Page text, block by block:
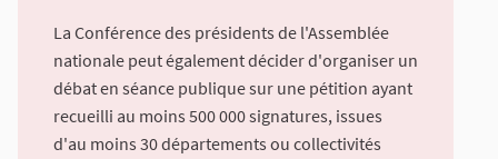
La Conférence des présidents de l'Assemblée
nationale peut également décider d'organiser un
débat en séance publique sur une pétition ayant
recueilli au moins 500 000 signatures, issues
d'au moins 30 départements ou collectivités